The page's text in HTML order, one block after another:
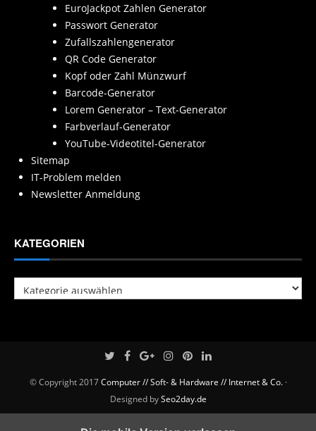
EuroJackpot Zahlen Generator
Passwort Generator
Zufallszahlengenerator
QR Code Generator
Kopf oder Zahl Münzwurf
Barcode-Generator
Lorem Generator – Text-Generator
Farbverlauf-Generator
YouTube-Videotitel-Generator
Sitemap
IT-Problem melden
Newsletter Anmeldung
KATEGORIEN
Kategorien
© Copyright 2017Computer // Soft- & Hardware // Internet & Co.·
Designed bySeo2day.de